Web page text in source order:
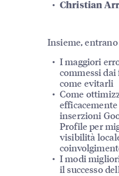
Christian
Insieme,
I maggiori
commessi
come evitarli
Come
inserzioni
Profile per
visibilità
I modi
il successo